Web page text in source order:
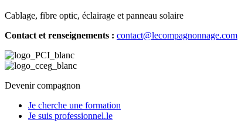
Cablage, fibre optic, éclairage et panneau solaire
Contact et renseignements : contact@lecompagnonnage.com
Devenir compagnon
Je cherche une formation
Je suis professionnel.le